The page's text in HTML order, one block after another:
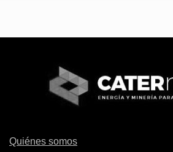
Quiénes somos